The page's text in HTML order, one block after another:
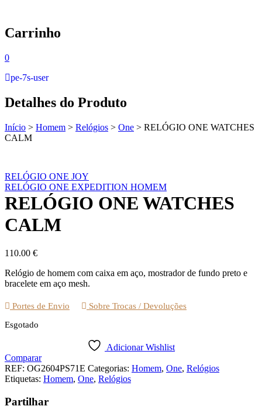
Carrinho
0
pe-7s-user
Detalhes do Produto
Início > Homem > Relógios > One > RELÓGIO ONE WATCHES
CALM
RELÓGIO ONE JOY
RELÓGIO ONE EXPEDITION HOMEM
RELÓGIO ONE WATCHES
CALM
110.00 €
Relógio de homem com caixa em aço, mostrador de fundo preto e
bracelete em aço mesh.
Portes de Envio
Sobre Trocas / Devoluções
Esgotado
Adicionar Wishlist
Comparar
REF: OG2604PS71E Categorias: Homem, One, Relógios
Etiquetas: Homem, One, Relógios
Partilhar